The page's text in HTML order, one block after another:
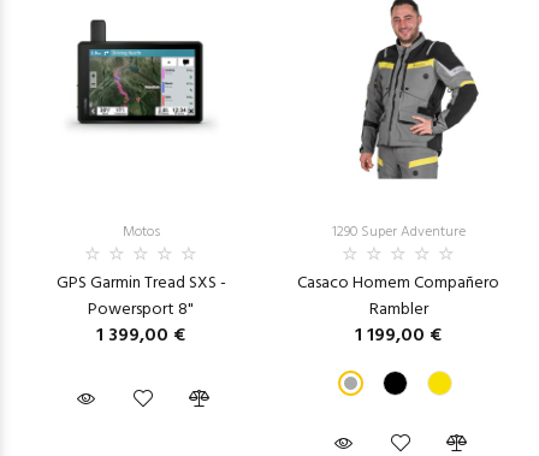
Motos
GPS Garmin Tread SXS -
Powersport 8"
1 399,00 €
1290 Super Adventure
Casaco Homem Compañero
Rambler
1 199,00 €